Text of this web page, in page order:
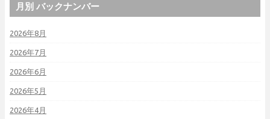
月別 バックナンバー
2026年8月
2026年7月
2026年6月
2026年5月
2026年4月